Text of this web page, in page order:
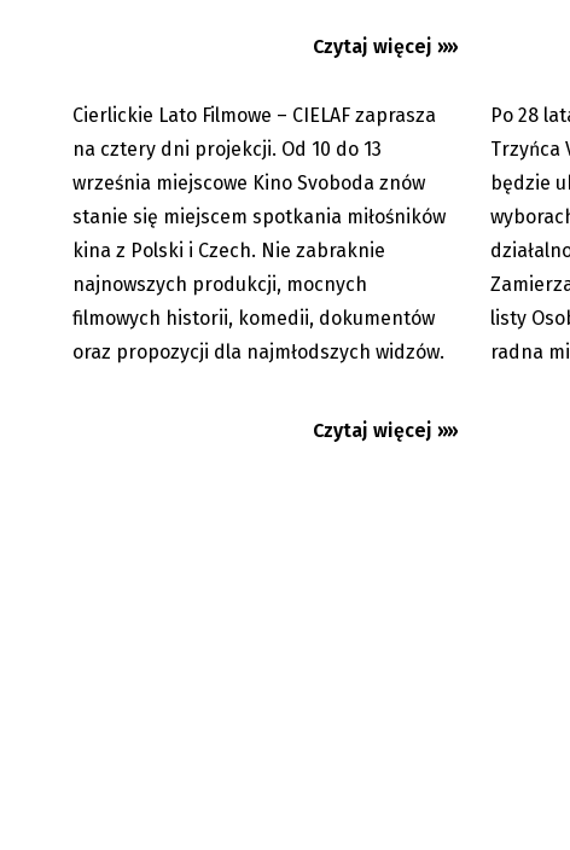
Czytaj więcej »»
05.08.2026
Cierlickie Lato Filmowe – CIELAF zaprasza
na cztery dni projekcji. Od 10 do 13
września miejscowe Kino Svoboda znów
stanie się miejscem spotkania miłośników
kina z Polski i Czech. Nie zabraknie
najnowszych produkcji, mocnych
filmowych historii, komedii, dokumentów
oraz propozycji dla najmłodszych widzów.
Czytaj więcej »»
Po 28
Trzyńca
będzie
listy
radna